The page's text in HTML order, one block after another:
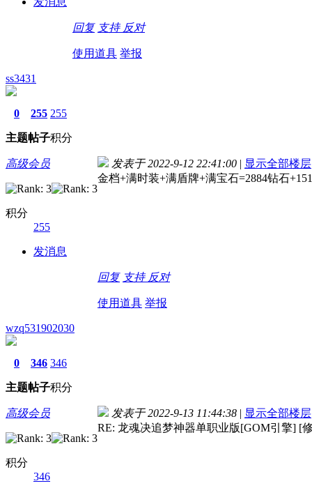
回复 支持 反对
使用道具 举报
ss3431
0
主题
255
帖子
255
积分
高级会员
积分
255
发消息
发表于 2022-9-12 22:41:00 | 显示全部楼层
金档+满时装+满盾牌+满宝石=2884钻石
回复 支持 反对
使用道具 举报
wzq531902030
0
主题
346
帖子
346
积分
高级会员
积分
346
发表于 2022-9-13 11:44:38 | 显示全部楼层
RE: 龙魂决追梦神器单职业版[GOM引擎] [